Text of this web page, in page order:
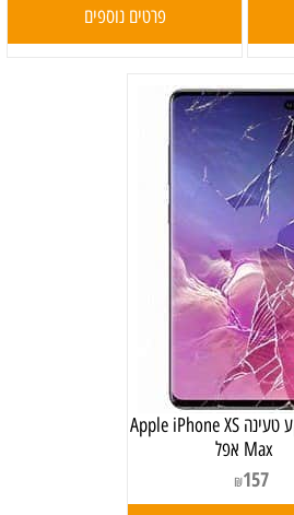
פרטים נוספים
‏החלפת שקע טעינה Apple iPhone XS
Max אפל
₪157